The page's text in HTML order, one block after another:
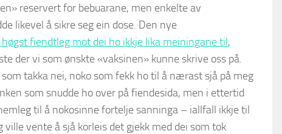
reservert for bebuarane, men enkelte av
likevel å sikre seg ein dose. Den nye
fiendtleg mot dei ho ikkje lika meiningane til,
der vi som ønskte «vaksinen» kunne skrive oss på.
takka nei, noko som fekk ho til å nærast sjå på meg
som snudde ho over på fiendesida, men i ettertid
til å nokosinne fortelje sanninga – iallfall ikkje til
vente å sjå korleis det gjekk med dei som tok